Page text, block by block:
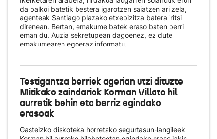
da balkoi batetik bestera igarotzen saiatzen ari zela,
agenteak Santiago plazako etxebizitza batera iritsi
direnean. Bertan, emakume batek eraso baten berri
eman du. Auzia sekretupean dagoenez, ez dute
emakumearen egoeraz informatu.
Testigantza berriek agerian utzi dituzte
Mitikako zaindariek Kerman Villate hil
aurretik behin eta berriz egindako
erasoak
Gasteizko diskoteka horretako segurtasun-langileek